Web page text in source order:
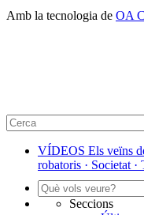
Amb la tecnologia de OA
VÍDEOS Els veïns
robatoris · Societat
Seccions